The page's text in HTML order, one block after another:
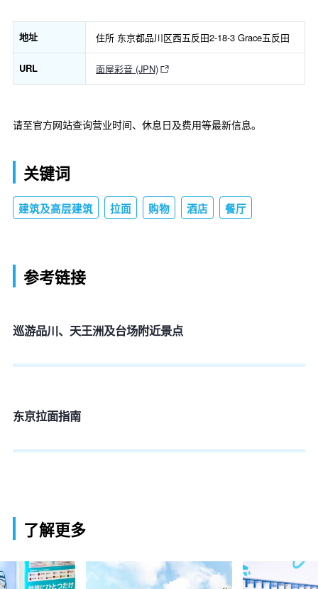
地址 住所 东京都品川区西五反田2-18-3 Grace五反田
URL 面屋彩音 (JPN)
请至官方网站查询营业时间、休息日及费用等最新信息。
关键词
建筑及高层建筑 拉面 购物 酒店 餐厅
参考链接
巡游品川、天王洲及台场附近景点
东京拉面指南
了解更多